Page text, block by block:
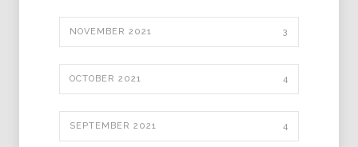
NOVEMBER 2021 3
OCTOBER 2021 4
SEPTEMBER 2021 4